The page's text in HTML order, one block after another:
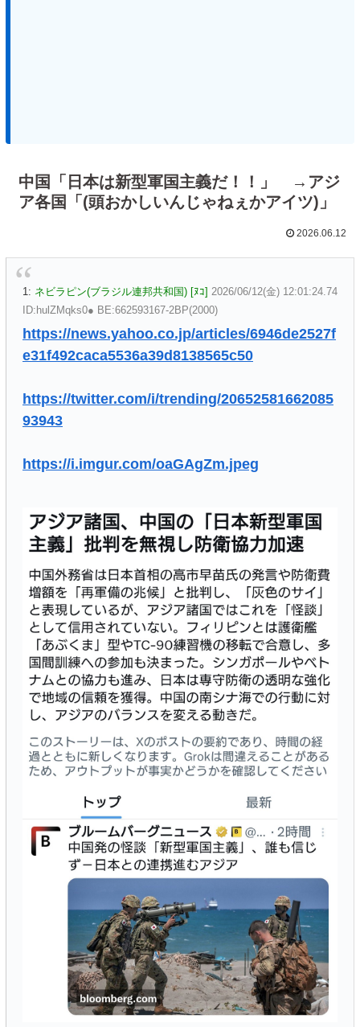
中国「日本は新型軍国主義だ！！」 →アジ
ア各国「(頭おかしいんじゃねぇかアイツ)」
2026.06.12
1: ネビラピン(ブラジル連邦共和国) [ﾇｺ] 2026/06/12(金) 12:01:24.74
ID:hulZMqks0● BE:662593167-2BP(2000)
https://news.yahoo.co.jp/articles/6946de2527f
e31f492caca5536a39d8138565c50
https://twitter.com/i/trending/20652581662085
93943
https://i.imgur.com/oaGAgZm.jpeg